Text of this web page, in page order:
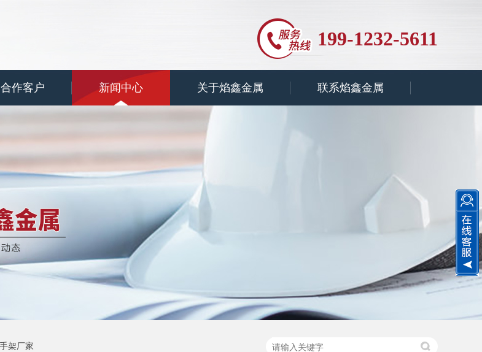
199-1232-5611
合作客户 新闻中心 关于焰鑫金属 联系焰鑫金属
架厂家